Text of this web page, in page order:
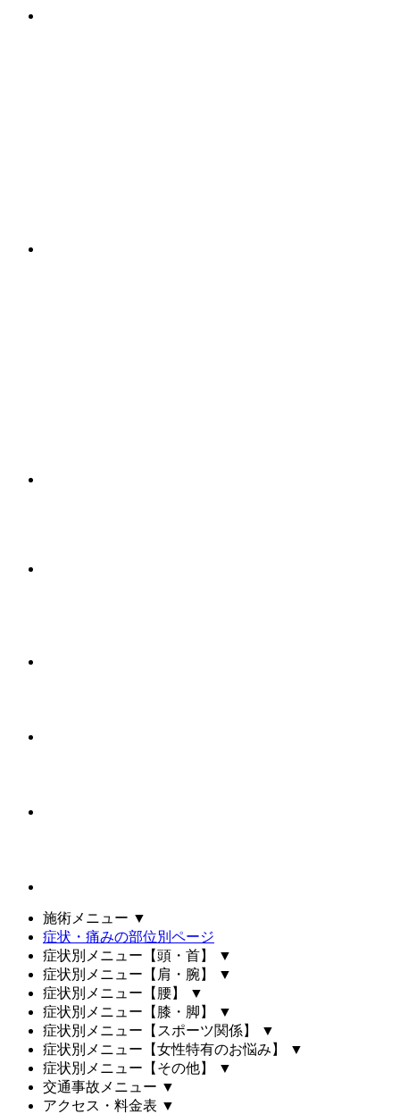
施術メニュー ▼
症状・痛みの部位別ページ
症状別メニュー【頭・首】
▼
症状別メニュー【肩・腕】
▼
症状別メニュー【腰】
▼
症状別メニュー【膝・脚】
▼
症状別メニュー【スポーツ関係】
▼
症状別メニュー【女性特有のお悩み】
▼
症状別メニュー【その他】
▼
交通事故メニュー ▼
アクセス・料金表 ▼